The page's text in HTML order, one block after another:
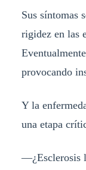
Sus síntomas
rigidez en las
provocando
Y la
una etapa
—¿Esclerosis